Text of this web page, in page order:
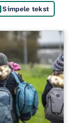
Simpele tekst